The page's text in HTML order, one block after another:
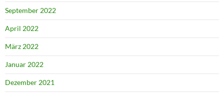
September 2022
April 2022
März 2022
Januar 2022
Dezember 2021